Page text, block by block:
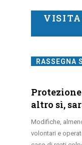
VISITA
RASSEGNA
altro sì,
Modifiche,
volontari e